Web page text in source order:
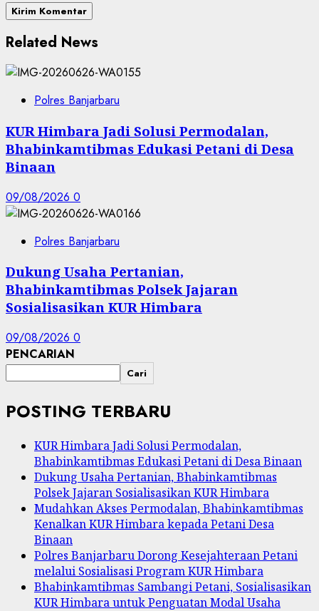
Related News
Polres Banjarbaru
KUR Himbara Jadi Solusi Permodalan,
Bhabinkamtibmas Edukasi Petani di Desa
Binaan
09/08/2026 0
Polres Banjarbaru
Dukung Usaha Pertanian,
Bhabinkamtibmas Polsek Jajaran
Sosialisasikan KUR Himbara
09/08/2026 0
PENCARIAN
Cari
POSTING TERBARU
KUR Himbara Jadi Solusi Permodalan,
Bhabinkamtibmas Edukasi Petani di Desa Binaan
Dukung Usaha Pertanian, Bhabinkamtibmas
Polsek Jajaran Sosialisasikan KUR Himbara
Mudahkan Akses Permodalan, Bhabinkamtibmas
Kenalkan KUR Himbara kepada Petani Desa
Binaan
Polres Banjarbaru Dorong Kesejahteraan Petani
melalui Sosialisasi Program KUR Himbara
Bhabinkamtibmas Sambangi Petani, Sosialisasikan
KUR Himbara untuk Penguatan Modal Usaha